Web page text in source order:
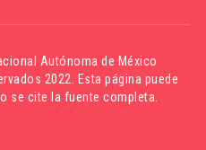
Autónoma de México
2022. Esta página puede
se cite la fuente completa.